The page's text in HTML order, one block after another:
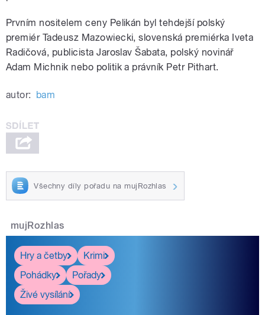
Prvním nositelem ceny Pelikán byl tehdejší polský
premiér Tadeusz Mazowiecki, slovenská premiérka Iveta
Radičová, publicista Jaroslav Šabata, polský novinář
Adam Michnik nebo politik a právník Petr Pithart.
autor: bam
Všechny díly pořadu na mujRozhlas
mujRozhlas
Hry a četby
Krimi
Pohádky
Pořady
Živé vysílání